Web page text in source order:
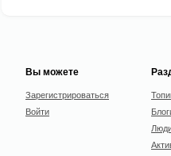
Вы можете
Зарегистрироваться
Войти